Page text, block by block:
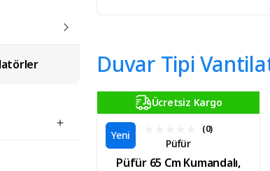
Duvar Tipi
Yeni
Ücretsiz Kargo
(0)
Püfür
Püfür 65 Cm Kumandalı,